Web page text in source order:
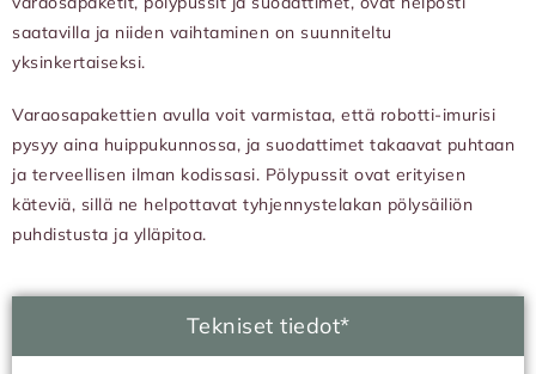
saatavilla ja niiden vaihtaminen on suunniteltu
yksinkertaiseksi.
Varaosapakettien avulla voit varmistaa, että robotti-imurisi
pysyy aina huippukunnossa, ja suodattimet takaavat puhtaan
ja terveellisen ilman kodissasi. Pölypussit ovat erityisen
käteviä, sillä ne helpottavat tyhjennystelakan pölysäiliön
puhdistusta ja ylläpitoa.
Tekniset tiedot*